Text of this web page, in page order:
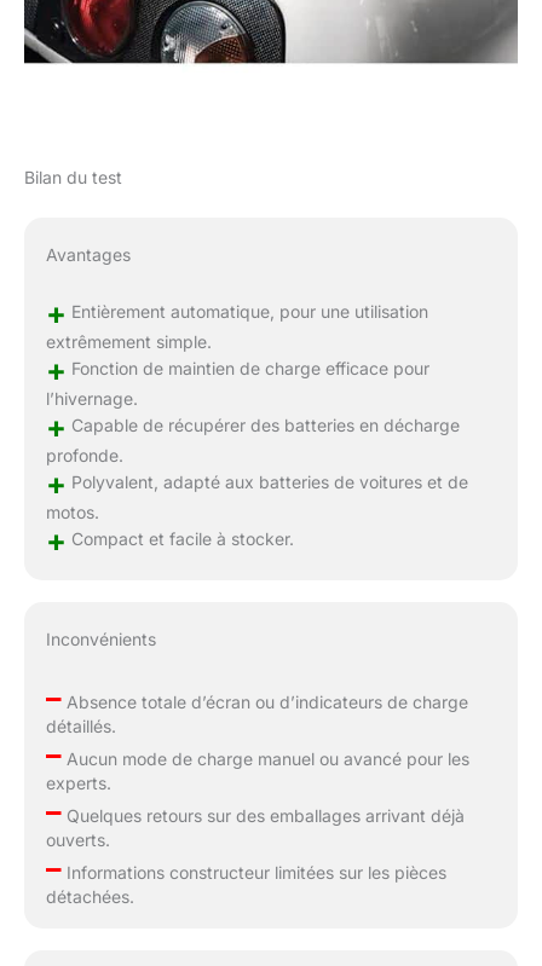
Bilan du test
Avantages
+ Entièrement automatique, pour une utilisation
extrêmement simple.
+ Fonction de maintien de charge efficace pour
l’hivernage.
+ Capable de récupérer des batteries en décharge
profonde.
+ Polyvalent, adapté aux batteries de voitures et de
motos.
+ Compact et facile à stocker.
Inconvénients
–Absence totale d’écran ou d’indicateurs de charge
détaillés.
–Aucun mode de charge manuel ou avancé pour les
experts.
–Quelques retours sur des emballages arrivant déjà
ouverts.
–Informations constructeur limitées sur les pièces
détachées.